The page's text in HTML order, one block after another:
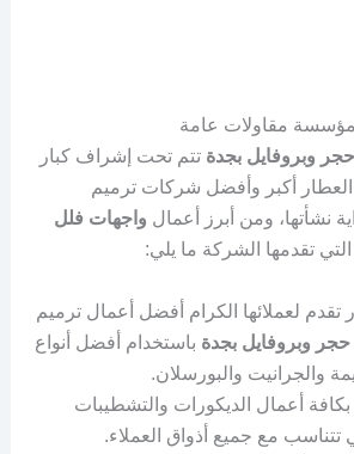
مؤسسة مقاولات عامة
وبروفايل بجدة تتم تحت إشراف كبار
العطار أكبر وأفضل شركات ترميم
نشأتها، ومن أبرز أعمال واجهات فلل
التي تقدمها الشركة ما يلي:
تقدم لعملائها الكرام أفضل أعمال ترميم
وبروفايل بجدة باستخدام أفضل أنواع
والجرانيت والبورسلان.
بكافة أعمال الديكورات والتشطيبات
تتناسب مع جميع أذواق العملاء.